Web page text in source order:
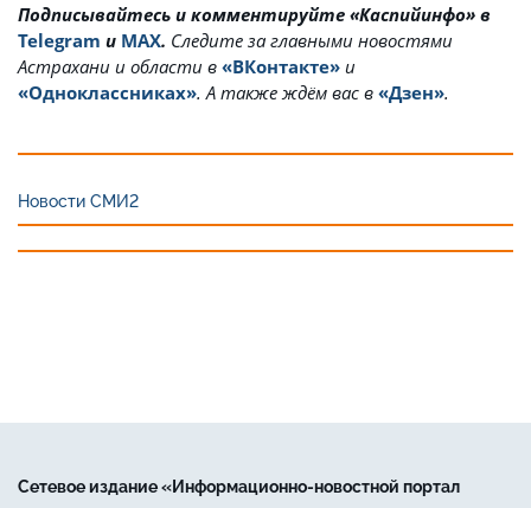
Подписывайтесь и комментируйте «Каспийинфо» в
Telegram и MAX. Cледите за главными новостями
Астрахани и области в «ВКонтакте» и
«Одноклассниках». А также ждём вас в «Дзен».
Новости СМИ2
Сетевое издание «Информационно-новостной портал